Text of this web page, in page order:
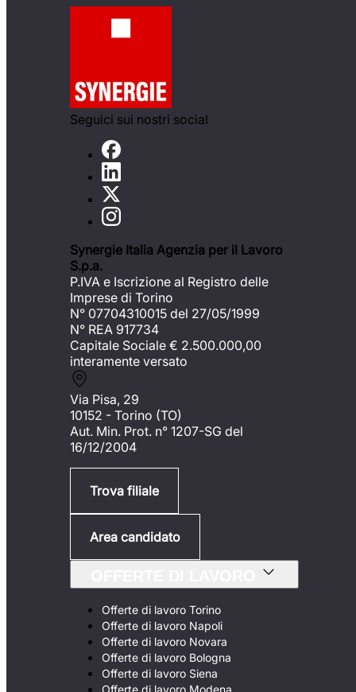
Seguici sui nostri social
Synergie Italia Agenzia per il Lavoro
S.p.a.
P.IVA e Iscrizione al Registro delle
Imprese di Torino
N° 07704310015 del 27/05/1999
N° REA 917734
Capitale Sociale € 2.500.000,00
interamente versato
Via Pisa, 29
10152 - Torino (TO)
Aut. Min. Prot. n° 1207-SG del
16/12/2004
Trova filiale
Area candidato
Offerte di lavoro Torino
Offerte di lavoro Napoli
Offerte di lavoro Novara
Offerte di lavoro Bologna
Offerte di lavoro Siena
Offerte di lavoro Modena